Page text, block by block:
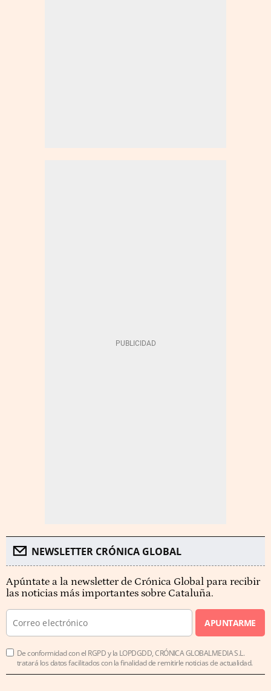
NEWSLETTER CRÓNICA GLOBAL
Apúntate a la newsletter de Crónica Global para recibir
las noticias más importantes sobre Cataluña.
APUNTARME
De conformidad con el RGPD y la LOPDGDD, CRÓNICA GLOBALMEDIA S.L.
tratará los datos facilitados con la finalidad de remitirle noticias de actualidad.